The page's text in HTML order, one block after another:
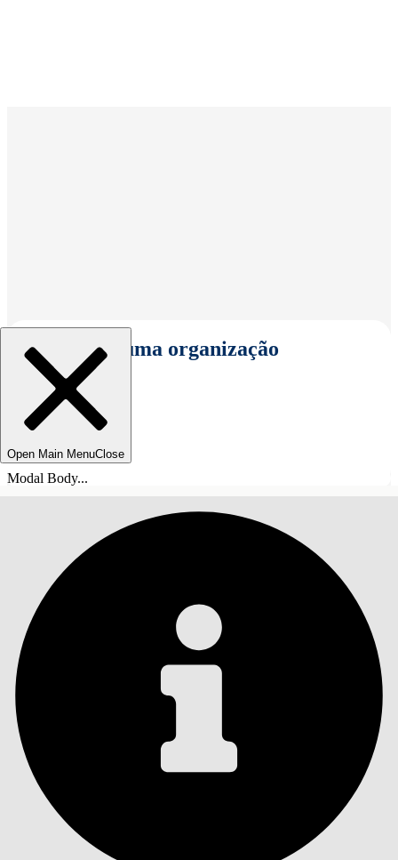
Selecionar uma organização
Open Main MenuClose
Modal Body...
ÍNDICE
Pesquisar